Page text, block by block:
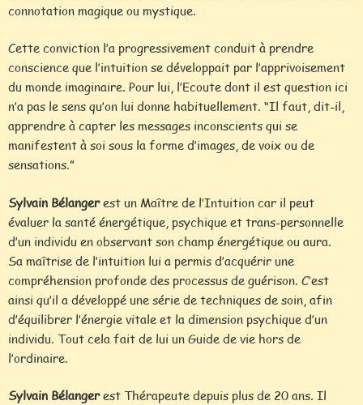
connotation magique ou mystique.
Cette conviction l’a progressivement conduit à prendre
conscience que l’intuition se développait par l’apprivoisement
du monde imaginaire. Pour lui, l’Ecoute dont il est question ici
n’a pas le sens qu’on lui donne habituellement. “Il faut, dit-il,
apprendre à capter les messages inconscients qui se
manifestent à soi sous la forme d’images, de voix ou de
sensations.”
Sylvain Bélangerest un Maître de l’Intuition car il peut
évaluer la santé énergétique, psychique et trans-personnelle
d’un individu en observant son champ énergétique ou aura.
Sa maîtrise de l’intuition lui a permis d’acquérir une
compréhension profonde des processus de guérison. C’est
ainsi qu’il a développé une série de techniques de soin, afin
d’équilibrer l’énergie vitale et la dimension psychique d’un
individu. Tout cela fait de lui un Guide de vie hors de
l’ordinaire.
Sylvain Bélangerest Thérapeute depuis plus de 20 ans. Il